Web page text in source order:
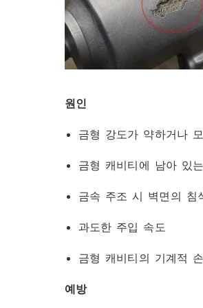
원인
금형 강도가 약하거나
금형 캐비티에 남아 있
금속 주조 시 벽면의 침
과도한 주입 속도
금형 캐비티의 기계적
예방